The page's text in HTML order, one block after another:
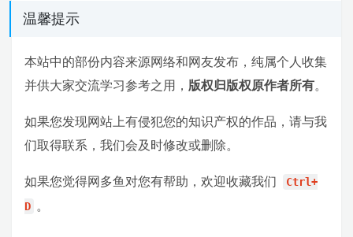
温馨提示
本站中的部份内容来源网络和网友发布，纯属个人收集
并供大家交流学习参考之用， 版权归版权原作者所有。
如果您发现网站上有侵犯您的知识产权的作品，请与我
们取得联系，我们会及时修改或删除。
如果您觉得网多鱼对您有帮助，欢迎收藏我们
Ctrl+
D 。